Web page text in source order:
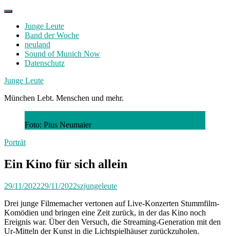
Skip
contentJunge Leute
Band der Woche
neuland
Sound of Munich Now
Datenschutz
Facebook
Twitter
Instagram
Junge Leute
München Lebt. Menschen und mehr.
Foto: Pius Neumaier
Porträt
Ein Kino für sich allein
29/11/202229/11/2022szjungeleute
Drei junge Filmemacher vertonen auf Live-Konzerten Stummfilm-
Komödien und bringen eine Zeit zurück, in der das Kino noch
Ereignis war. Über den Versuch, die Streaming-Generation mit den
Ur-Mitteln der Kunst in die Lichtspielhäuser zurückzuholen.